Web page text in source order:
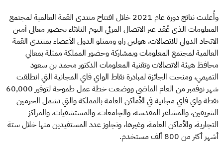
وأُعلنت نتائج دورة عام 2021 خلال افتتاح منتدى القمة العالمية لمجتمع
المعلومات الذي عُقد عبر الاتصال المرئي اليوم الثلاثاء بحضور معالي أمين
الاتحاد الدولي للاتصالات، هولين زاو وممثلو الدول الأعضاء بمنتدى القمة
العالمية لمجتمع المعلومات وبمشاركة وحضور المملكة ممثلة بمعالي
محافظ هيئة الاتصالات وتقنية المعلومات الدكتور محمد بن سعود
التميمي، ومنحت الجائزة لمبادرة نقاط الواي فاي المجانية التي انطلقت
شهر نوفمبر من العام الماضي ووضعت خطة عمل طموحة لتوفير 60,000
نقطة واي فاي مجانية في الأماكن العامة بالمملكة والتي تشمل الحرمين
الشريفين، والمشاعر المقدسة، والجامعات، والمستشفيات، والمراكز
التجارية، والأماكن العامة، وغيرها، وتجاوز عدد المستفيدين منها خلال ستة
أشهر أكثر من 800 ألف مستخدم.